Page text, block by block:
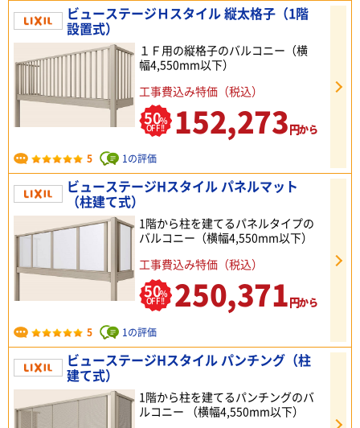
ビューステージＨスタイル 縦太格子（1階
設置式）
１Ｆ用の縦格子のバルコニー（横
幅4,550mm以下）
工事費込み特価（税込）
50%
OFF!! 152,273円から
5 1の評価
ビューステージHスタイル パネルマット
（柱建て式）
1階から柱を建てるパネルタイプの
バルコニー（横幅4,550mm以下）
工事費込み特価（税込）
50%
OFF!! 250,371円から
5 1の評価
ビューステージHスタイル パンチング（柱
建て式）
1階から柱を建てるパンチングのバ
ルコニー （横幅4,550mm以下）